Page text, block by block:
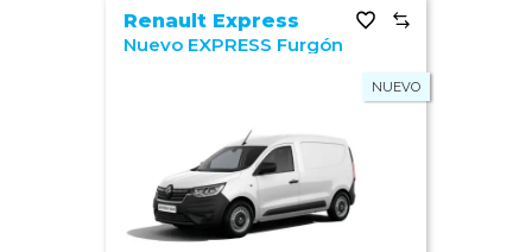
Renault Express
Nuevo EXPRESS Furgón
NUEVO